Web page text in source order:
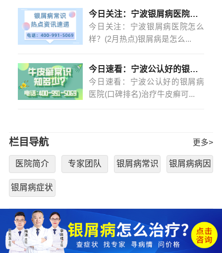
些外用药物来治疗，比如说可以选择一些中药，比如说可
以选择一些清洁性的洗液，可以选择一些硫磺皂清洗患
处，也可以选择一些中药来进行治疗，效果都比较不错。
药膏来进行治疗，比如说可以选择一些糖皮质激素类的药
膏，这样对于银屑病来说效果比较好，但是一定要注意，
蕞好不要用激素来治疗银屑病，如果用这些药物的时候，
中药来进行治疗，可以选择一些具有凉血的功效，也可以
选择一些抗组胺类的药物，如果出现了银屑病，也可以选
择内用，这些药膏来进行治疗效果都比较好。
3、银屑病是一种比较常见的皮肤疾病，银屑病的治疗
方法比较多，而且效果也比较不错，所以患了银屑病一定
要到正规的皮肤科进行检查并且治疗。平时一定要注意个
人卫生习惯，这样能够更好的治疗银屑病。
注意事项：
银屑病是一种皮肤科比较常见的疾病，银屑病也是一
种比较常见的疾病，宁波哪家治疗银屑病好银屑病的患者
今日关注：宁波银屑病医院怎么样？(2月热点)银屑病是怎么染上的？
今日关注：宁波银屑病医院怎么
样？(2月热点)银屑病是怎么...
今日速看：宁波公认好的银屑病医院(口碑排名)治疗牛皮癣可以不吃药不打针吗？
今日速看：宁波公认好的银屑病
医院(口碑排名)治疗牛皮癣可...
栏目导航 更多>
医院简介 专家团队 银屑病常识 银屑病病因
银屑病症状